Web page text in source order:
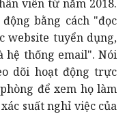
viên từ năm 2018.
bằng cách "đọc
website tuyển dụng,
hệ thống email". Nói
dõi hoạt động trực
để xem họ làm
suất nghỉ việc của